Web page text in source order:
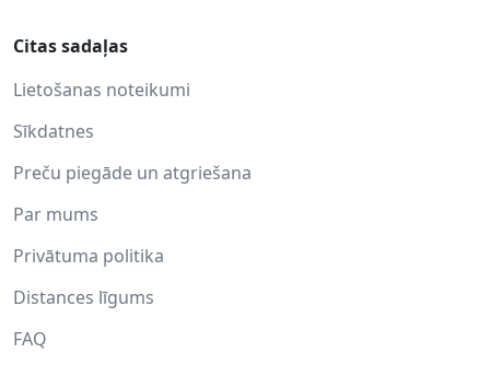
Citas sadaļas
Lietošanas noteikumi
Sīkdatnes
Preču piegāde un atgriešana
Par mums
Privātuma politika
Distances līgums
FAQ